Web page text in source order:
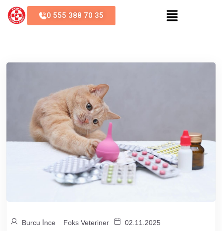
0 555 388 70 35
Burcu İnce Foks Veteriner 02.11.2025